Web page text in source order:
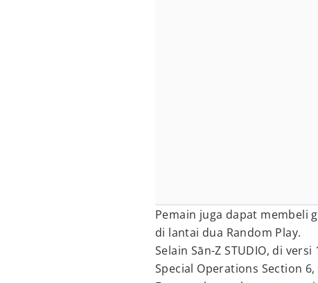
Pemain juga dapat membeli
di lantai dua Random Play.
Selain Sān-Z STUDIO, di
Special Operations Section